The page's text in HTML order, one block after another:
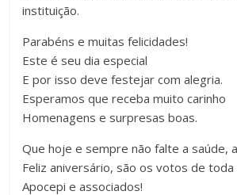
instituição.
Parabéns e muitas felicidades!
Este é seu dia especial
E por isso deve festejar com alegria.
Esperamos que receba muito carinho
Homenagens e surpresas boas.
Que hoje e sempre não falte a saúde,
Feliz aniversário, são os votos de
Apocepi e associados!